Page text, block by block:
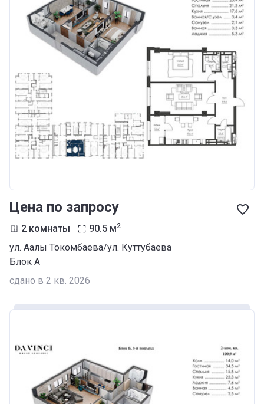
Цена по запросу
2 комнаты 90.5 м2
ул. Аалы Токомбаева/ул. Куттубаева
Блок А
сдано в 2 кв. 2026